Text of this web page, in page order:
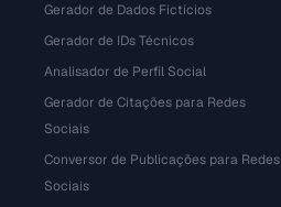
Gerador de Dados Fictícios
Gerador de IDs Técnicos
Analisador de Perfil Social
Gerador de Citações para Redes
Sociais
Conversor de Publicações para Redes
Sociais